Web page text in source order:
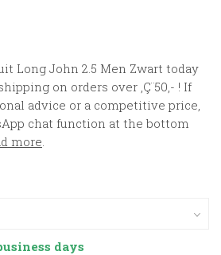
Long John 2.5 Men Zwart today
on orders over ‚Ç¨50,- ! If
advice or a competitive price,
chat function at the bottom
more.
days